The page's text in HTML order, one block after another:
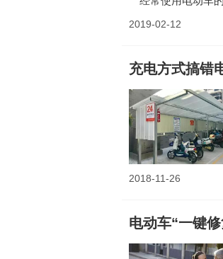
2019-02-12
充电方式搞错
2018-11-26
电动车“一键